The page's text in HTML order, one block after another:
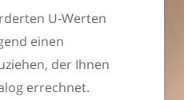
U-Werten
einen
der Ihnen
errechnet.